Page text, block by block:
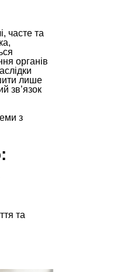
часте та
органів
лише
зв’язок
з
та